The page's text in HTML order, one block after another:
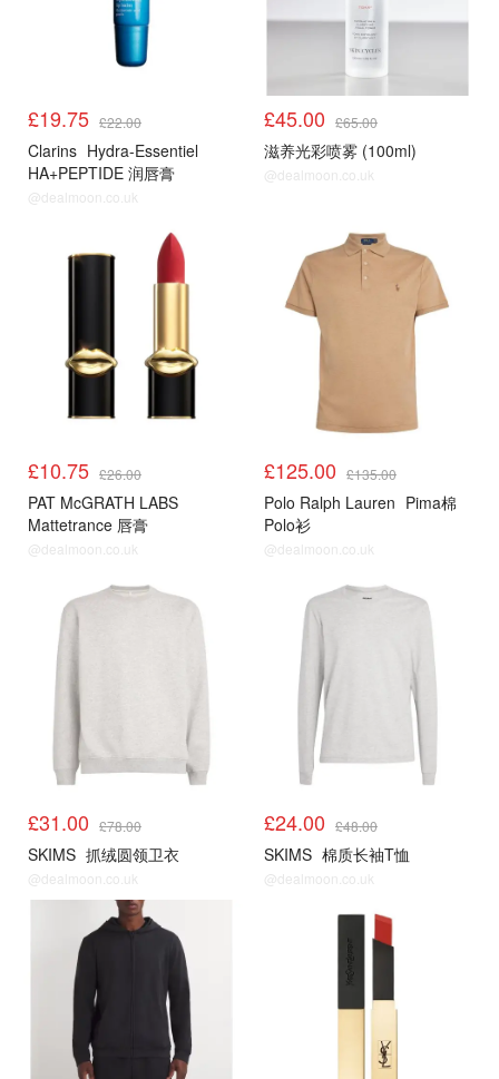
£19.75 £22.00
Clarins Hydra-Essentiel
HA+PEPTIDE 润唇膏
@dealmoon.co.uk
£45.00 £65.00
滋养光彩喷雾 (100ml)
@dealmoon.co.uk
£10.75 £26.00
PAT McGRATH LABS
Mattetrance 唇膏
@dealmoon.co.uk
£125.00 £135.00
Polo Ralph Lauren Pima棉
Polo衫
@dealmoon.co.uk
£31.00 £78.00
SKIMS 抓绒圆领卫衣
@dealmoon.co.uk
£24.00 £48.00
SKIMS 棉质长袖T恤
@dealmoon.co.uk